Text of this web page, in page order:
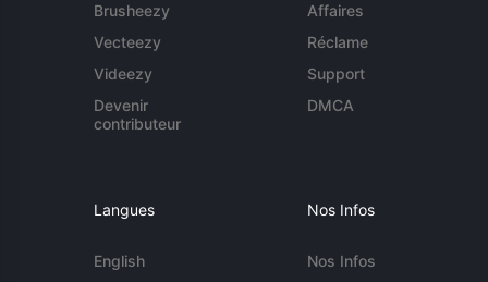
Brusheezy
Vecteezy
Videezy
Devenir
contributeur
Affaires
Réclame
Support
DMCA
Langues
English
Nos Infos
Nos Infos